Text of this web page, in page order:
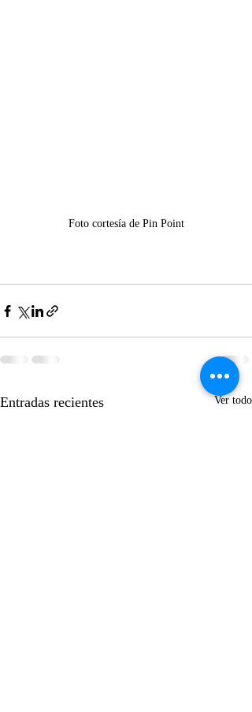
Foto cortesía de Pin Point
Entradas recientes Ver todo